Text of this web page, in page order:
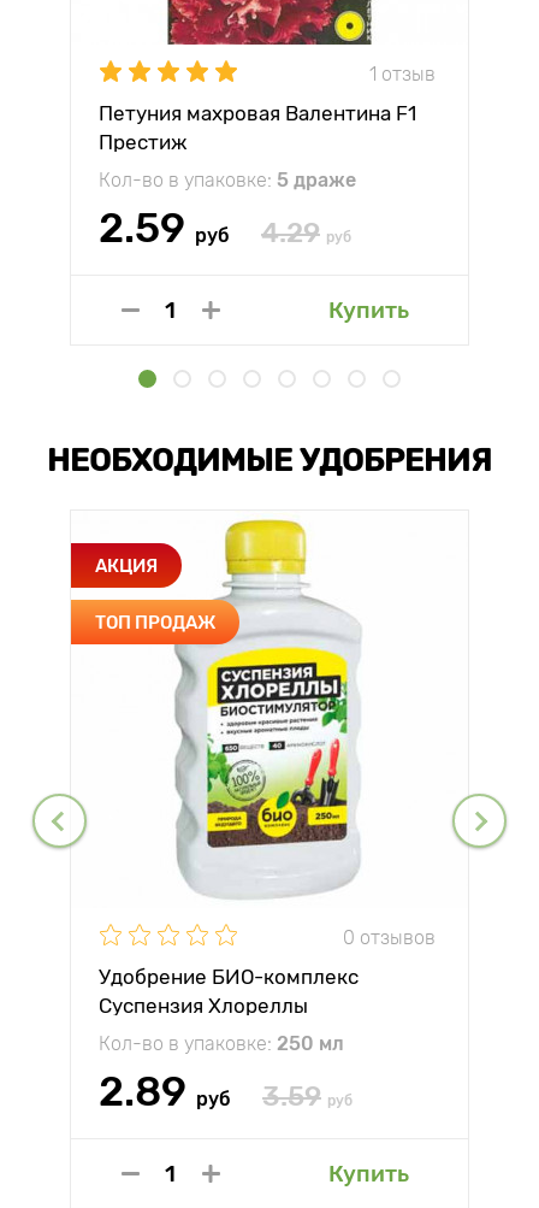
1 отзыв
Петуния махровая Валентина F1
Престиж
Кол-во в упаковке: 5 драже
2.59 руб 4.29 руб
Купить
НЕОБХОДИМЫЕ УДОБРЕНИЯ
АКЦИЯ
ТОП ПРОДАЖ
0 отзывов
Удобрение БИО-комплекс
Суспензия Хлореллы
Кол-во в упаковке: 250 мл
2.89 руб 3.59 руб
Купить